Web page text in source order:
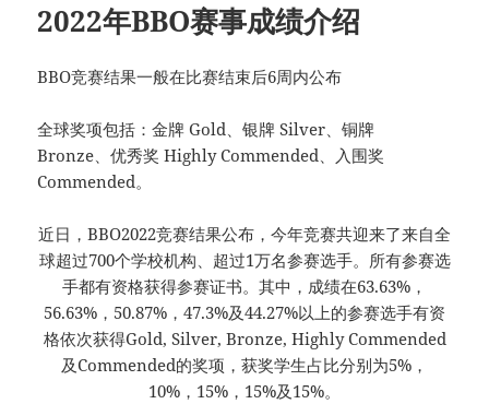
2022年BBO赛事成绩介绍
BBO竞赛结果一般在比赛结束后6周内公布
全球奖项包括：金牌 Gold、银牌 Silver、铜牌
Bronze、优秀奖 Highly Commended、入围奖
Commended。
近日，BBO2022竞赛结果公布，今年竞赛共迎来了来自全
球超过700个学校机构、超过1万名参赛选手。所有参赛选
手都有资格获得参赛证书。其中，成绩在63.63%，
56.63%，50.87%，47.3%及44.27%以上的参赛选手有资
格依次获得Gold, Silver, Bronze, Highly Commended
及Commended的奖项，获奖学生占比分别为5%，
10%，15%，15%及15%。